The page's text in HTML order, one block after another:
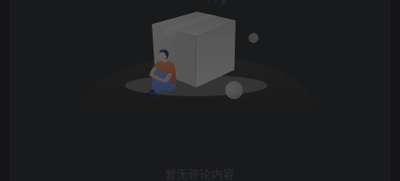
暂无评论内容